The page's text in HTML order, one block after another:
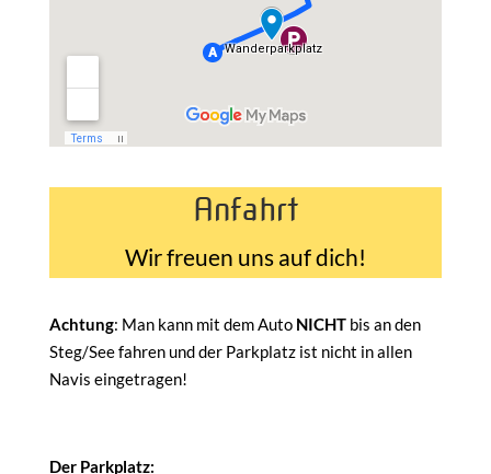
Anfahrt
Wir freuen uns auf dich!
Achtung: Man kann mit dem Auto NICHT bis an den
Steg/See fahren und der Parkplatz ist nicht in allen
Navis eingetragen!
Der Parkplatz: